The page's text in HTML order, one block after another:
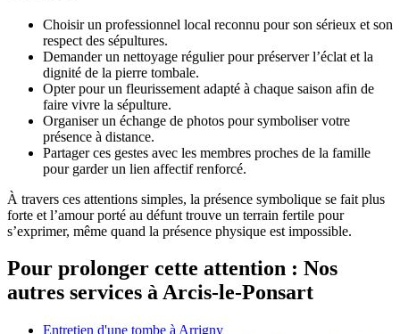
Choisir un professionnel local reconnu pour son sérieux et son
respect des sépultures.
Demander un nettoyage régulier pour préserver l’éclat et la
dignité de la pierre tombale.
Opter pour un fleurissement adapté à chaque saison afin de
faire vivre la sépulture.
Organiser un échange de photos pour symboliser votre
présence à distance.
Partager ces gestes avec les membres proches de la famille
pour garder un lien affectif renforcé.
À travers ces attentions simples, la présence symbolique se fait plus
forte et l’amour porté au défunt trouve un terrain fertile pour
s’exprimer, même quand la présence physique est impossible.
Pour prolonger cette attention : Nos
autres services à Arcis-le-Ponsart
Entretien d'une tombe à Arrigny